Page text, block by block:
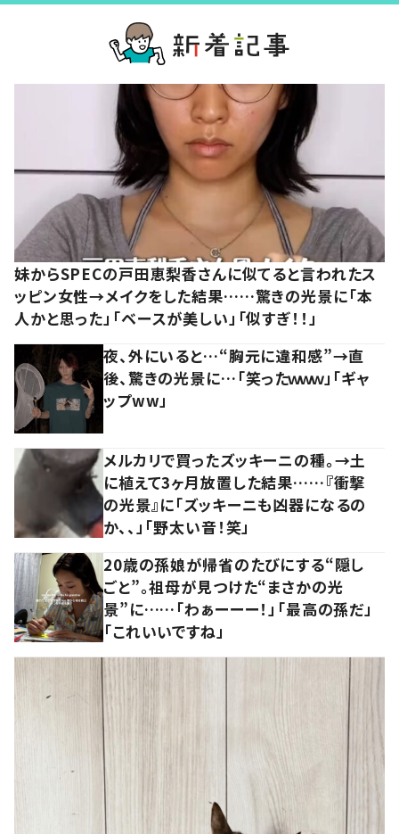
妹からSPECの戸田恵梨香さんに似てると言われたス
ッピン女性→メイクをした結果……驚きの光景に「本
人かと思った」「ベースが美しい」「似すぎ！！」
夜、外にいると…“胸元に違和感”→直
後、驚きの光景に…「笑ったｗｗｗ」「ギャ
ップww」
メルカリで買ったズッキーニの種。→土
に植えて3ヶ月放置した結果……『衝撃
の光景』に「ズッキーニも凶器になるの
か、、」「野太い音！笑」
20歳の孫娘が帰省のたびにする“隠し
ごと”。祖母が見つけた“まさかの光
景”に……「わぁーーー！」「最高の孫だ」
「これいいですね」